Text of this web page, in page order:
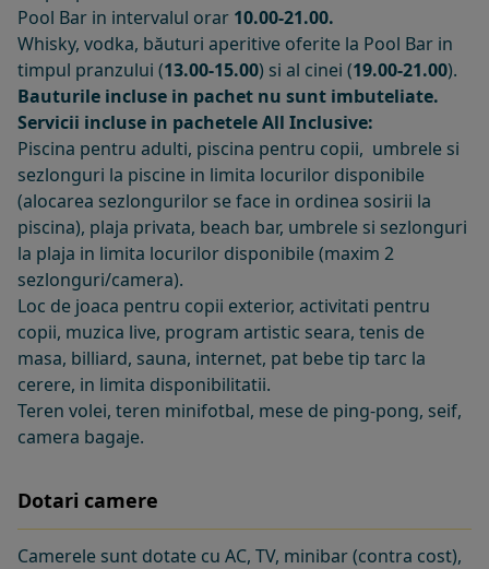
Pool Bar in intervalul orar 10.00-21.00.
Whisky, vodka, băuturi aperitive oferite la Pool Bar in
timpul pranzului (13.00-15.00) si al cinei (19.00-21.00).
Bauturile incluse in pachet nu sunt imbuteliate.
Servicii incluse in pachetele All Inclusive:
Piscina pentru adulti, piscina pentru copii, umbrele si
sezlonguri la piscine in limita locurilor disponibile
(alocarea sezlongurilor se face in ordinea sosirii la
piscina), plaja privata, beach bar, umbrele si sezlonguri
la plaja in limita locurilor disponibile (maxim 2
sezlonguri/camera).
Loc de joaca pentru copii exterior, activitati pentru
copii, muzica live, program artistic seara, tenis de
masa, billiard, sauna, internet, pat bebe tip tarc la
cerere, in limita disponibilitatii.
Teren volei, teren minifotbal, mese de ping-pong, seif,
camera bagaje.
Dotari camere
Camerele sunt dotate cu AC, TV, minibar (contra cost),